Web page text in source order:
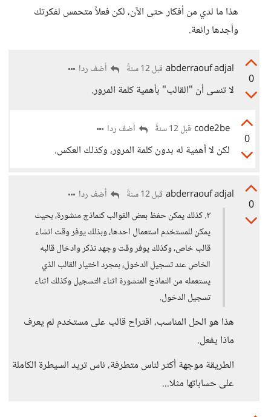
هذا ما لدي من أفكار حتى الآن، لكن فعلاً متحمس لفكرتك
وأجدها رائعة.
0
abderraouf adjal قبل 12 سنةً أضف ردا
لا تنسى أن "القالب" بأهمية كلمة المرور.
0
code2be قبل 12 سنةً أضف ردا
لكن لا أهمية له بدون كلمة المرور، وكذلك العكس.
0
abderraouf adjal قبل 12 سنةً
أضف ردا
٣. كذلك يمكن حفظ بعض القوالب كنماذج منشورة، بحيث
يمكن للمستخدم استعمال احدها، وبذلك يوفر وقت انشاء
قالب خاص، وكذلك يوفر وقت وجهد تذكر وادخال قالبه
الخاص عند تسجيل الدخول، بمجرد اختيار القالب الذي
يستعمله من النماذج المنشورة اثناء التسجيل وكذلك اثناء
تسجيل الدخول.
هذا هو الحل المناسب، اقتراح قالب على مستخدم لم يعرف
ماذا يفعل.
الطريقة موجهة أكثر لناس متطرفة، ناس تريد السيطرة الكاملة
على حساباتها مثلا...